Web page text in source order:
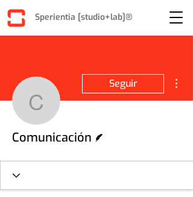
Sperientia [studio+lab]®
Comunicación
Seguir
Comunicación